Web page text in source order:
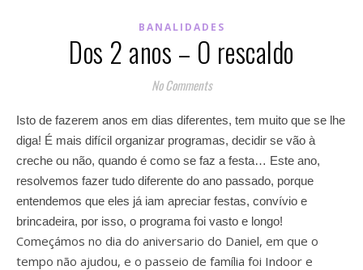
BANALIDADES
Dos 2 anos – O rescaldo
No Comments
Isto de fazerem anos em dias diferentes, tem muito que se lhe
diga! É mais difícil organizar programas, decidir se vão à
creche ou não, quando é como se faz a festa… Este ano,
resolvemos fazer tudo diferente do ano passado, porque
entendemos que eles já iam apreciar festas, convívio e
brincadeira, por isso, o programa foi vasto e longo!
Começámos no dia do aniversario do Daniel, em que o
tempo não ajudou, e o passeio de família foi Indoor e